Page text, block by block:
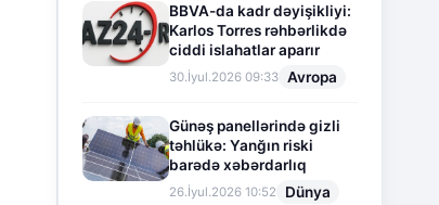
BBVA-da kadr dəyişikliyi:
Karlos Torres rəhbərlikdə
ciddi islahatlar aparır
30.İyul.2026 09:33 Avropa
Günəş panellərində gizli
təhlükə: Yanğın riski
barədə xəbərdarlıq
26.İyul.2026 10:52 Dünya